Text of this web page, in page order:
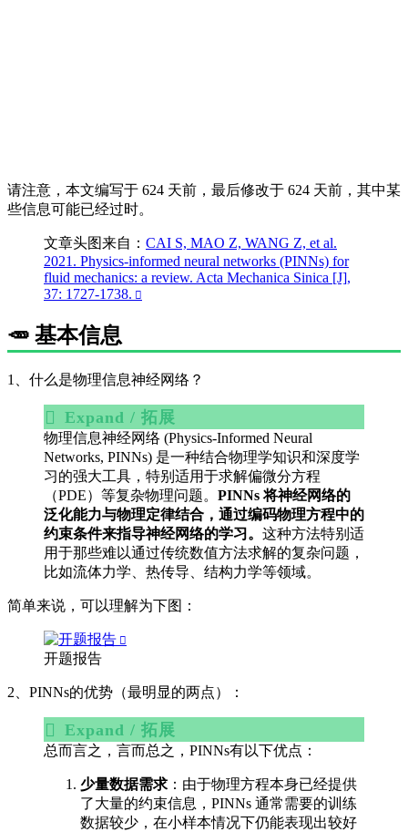
请注意，本文编写于 624 天前，最后修改于 624 天前，其中某
些信息可能已经过时。
文章头图来自： CAI S, MAO Z, WANG Z, et al.
2021. Physics-informed neural networks (PINNs) for
fluid mechanics: a review. Acta Mechanica Sinica [J],
37: 1727-1738.
🥕 基本信息
1、什么是物理信息神经网络？
Expand / 拓展
物理信息神经网络 (Physics-Informed Neural
Networks, PINNs) 是一种结合物理学知识和深度学
习的强大工具，特别适用于求解偏微分方程
（PDE）等复杂物理问题。 PINNs 将神经网络的
泛化能力与物理定律结合，通过编码物理方程中的
约束条件来指导神经网络的学习。 这种方法特别适
用于那些难以通过传统数值方法求解的复杂问题，
比如流体力学、热传导、结构力学等领域。
简单来说，可以理解为下图：
开题报告
2、PINNs的优势（最明显的两点）：
Expand / 拓展
总而言之，言而总之，PINNs有以下优点：
少量数据需求 ：由于物理方程本身已经提供
了大量的约束信息，PINNs 通常需要的训练
数据较少，在小样本情况下仍能表现出较好